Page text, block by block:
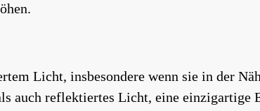
Licht, insbesondere wenn sie in der
auch reflektiertes Licht, eine einzigartige